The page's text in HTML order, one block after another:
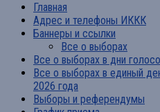
Главная
Адрес и телефоны ИККК
Баннеры и ссылки
Все о выборах
Все о выборах в дни
Все о выборах в единый
2026 года
Выборы и референдумы